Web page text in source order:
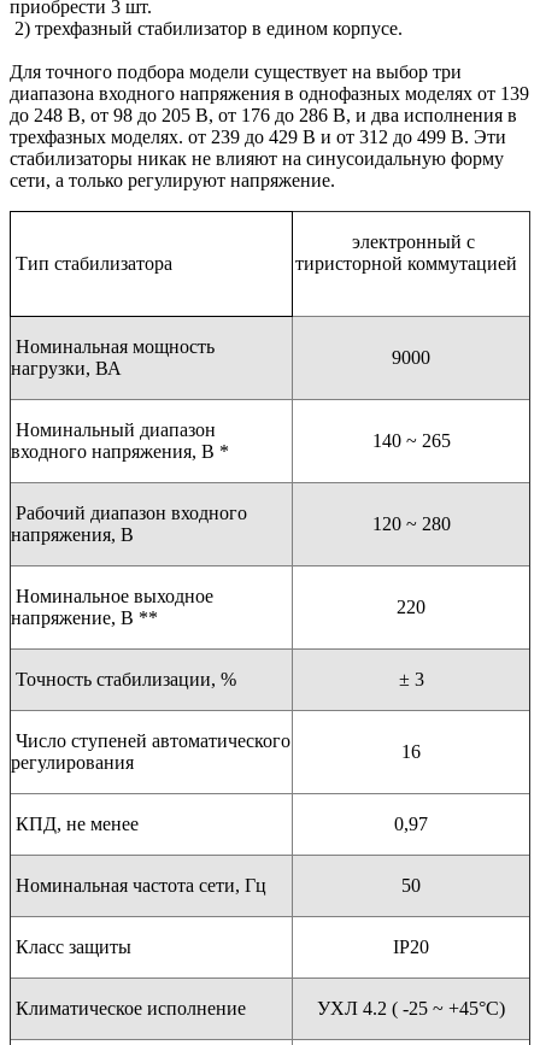
приобрести 3 шт.
2) трехфазный стабилизатор в едином корпусе.
Для точного подбора модели существует на выбор три
диапазона входного напряжения в однофазных моделях от 139
до 248 В, от 98 до 205 В, от 176 до 286 В, и два исполнения в
трехфазных моделях. от 239 до 429 В и от 312 до 499 В. Эти
стабилизаторы никак не влияют на синусоидальную форму
сети, а только регулируют напряжение.
Тип стабилизатора
электронный с
тиристорной коммутацией
Номинальная мощность
нагрузки, ВА
9000
Номинальный диапазон
входного напряжения, В *
140 ~ 265
Рабочий диапазон входного
напряжения, В
120 ~ 280
Номинальное выходное
напряжение, В **
220
Точность стабилизации, % ± 3
Число ступеней автоматического
регулирования
16
КПД, не менее 0,97
Номинальная частота сети, Гц 50
Класс защиты IP20
Климатическое исполнение УХЛ 4.2 ( -25 ~ +45°С)